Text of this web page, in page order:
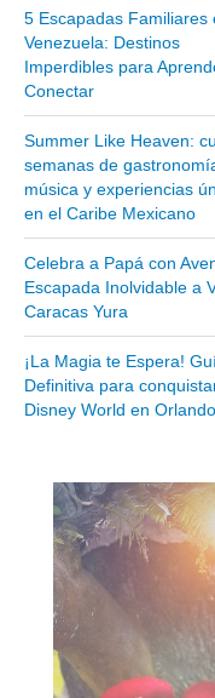
Mérida
Museos y otros sitios
Museos y otros sitios
Museos y otros sitios
Museos y otros sitios de
Museos y otros sitios
Museos y otros sitios de
Puerto La Cruz
Noticias turísticas
Gastronomía
Servicios
Diseño de Websites
Hosting / Alojamiento
Publicidad
Tienda en línea
5 Escapadas Familiares
Venezuela: Destinos
Imperdibles para
Conectar
Summer Like Heaven:
semanas de
música y experiencias
en el Caribe Mexicano
Celebra a Papá con
Escapada Inolvidable a
Caracas Yura
¡La Magia te Espera!
Definitiva para
Disney World en Orlando